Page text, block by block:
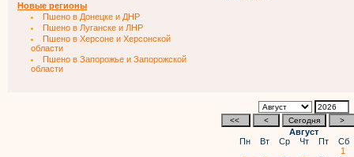
Новые регионы
Пшено в Донецке и ДНР
Пшено в Луганске и ЛНР
Пшено в Херсоне и Херсонской
области
Пшено в Запорожье и Запорожской
области
Август
Пн
Вт Ср Чт Пт Сб
1